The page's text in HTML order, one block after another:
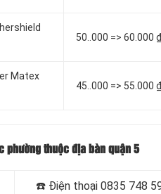
50..000 => 60.000
Matex
45..000 => 55.000
phường thuộc địa bàn quận 5
☎️ Điện thoại 0835 748